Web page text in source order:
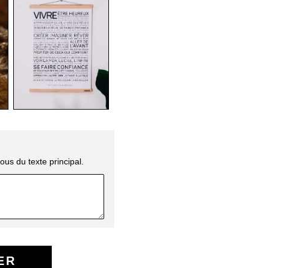
du texte principal.